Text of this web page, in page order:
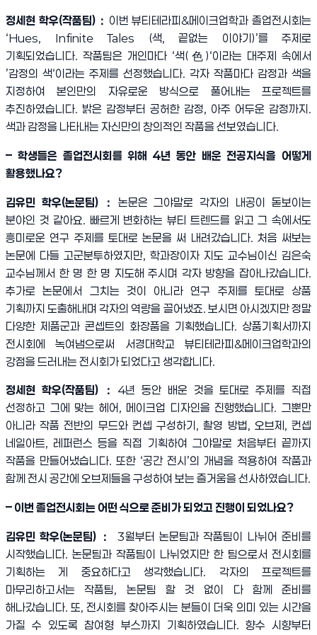
정세현 학우(작품팀)： 이번 뷰티테라피&메이크업학과 졸업전시회는
‘Hues, Infinite Tales (색, 끝없는 이야기 )’를 주제로
기획되었습니다.작품팀은 개인마다 ‘색( 色 )‘이라는 대주제 속에서
’감정의 색‘이라는 주제를 선정했습니다. 각자 작품마다 감정과 색을
지정하여 본인만의 자유로운 방식으로 풀어내는 프로젝트를
추진하였습니다. 밝은 감정부터 공허한 감정, 아주 어두운 감정까지 .
색과 감정을 나타내는 자신만의 창의적인 작품을 선보였습니다.
– 학생들은 졸업전시회를 위해 4년 동안 배운 전공지식을 어떻게
활용했나요?
김유민 학우(논문팀)： 논문은 그야말로 각자의 내공이 돋보이는
분야인 것 같아요. 빠르게 변화하는 뷰티 트렌드를 읽고 그 속에서도
흥미로운 연구 주제를 토대로 논문을 써 내려갔습니다. 처음 써보는
논문에 다들 고군분투하였지만, 학과장이자 지도 교수님이신 김은숙
교수님께서 한 명 한 명 지도해 주시며 각자 방향을 잡아나갔습니다.
추가로 논문에서 그치는 것이 아니라 연구 주제를 토대로 상품
기획까지 도출해내며 각자의 역량을 끌어냈죠. 보시면 아시겠지만 정말
다양한 제품군과 콘셉트의 화장품을 기획했습니다.상품기획서까지
전시회에 녹여냄으로써 서경대학교 뷰티테라피 &메이크업학과의
강점을 드러내는 전시회가 되었다고 생각합니다.
정세현 학우(작품팀)： 4년 동안 배운 것을 토대로 주제를 직접
선정하고 그에 맞는 헤어 , 메이크업 디자인을 진행했습니다.그뿐만
아니라 작품 전반의 무드와 컨셉 구성하기 ,촬영 방법, 오브제 ,컨셉
네일아트, 레퍼런스 등을 직접 기획하여 그야말로 처음부터 끝까지
작품을 만들어냈습니다. 또한 ‘공간 전시 ’의 개념을 적용하여 작품과
함께 전시 공간에 오브제들을 구성하여 보는 즐거움을 선사하였습니다.
– 이번 졸업전시회는 어떤 식으로 준비가 되었고 진행이 되었나요?
김유민 학우(논문팀) ： 3월부터 논문팀과 작품팀이 나뉘어 준비를
시작했습니다. 논문팀과 작품팀이 나뉘었지만 한 팀으로서 전시회를
기획하는 게 중요하다고 생각했습니다. 각자의 프로젝트를
마무리하고서는 작품팀, 논문팀 할 것 없이 다 함께 준비를
해나갔습니다. 또, 전시회를 찾아주시는 분들이 더욱 의미 있는 시간을
가질 수 있도록 참여형 부스까지 기획하였습니다. 향수 시향부터